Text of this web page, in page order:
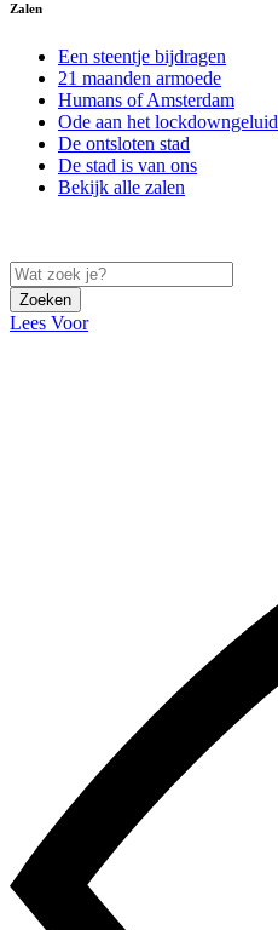
Zalen
Een steentje bijdragen
21 maanden armoede
Humans of Amsterdam
Ode aan het lockdowngeluid
De ontsloten stad
De stad is van ons
Bekijk alle zalen
Zoeken
Lees Voor